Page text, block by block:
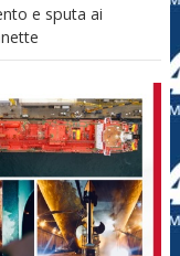
e sputa ai